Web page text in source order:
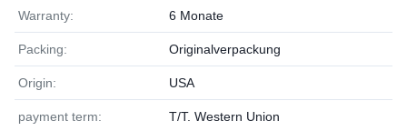
Warranty: 6 Monate
Packing: Originalverpackung
Origin: USA
payment term: T/T. Western Union